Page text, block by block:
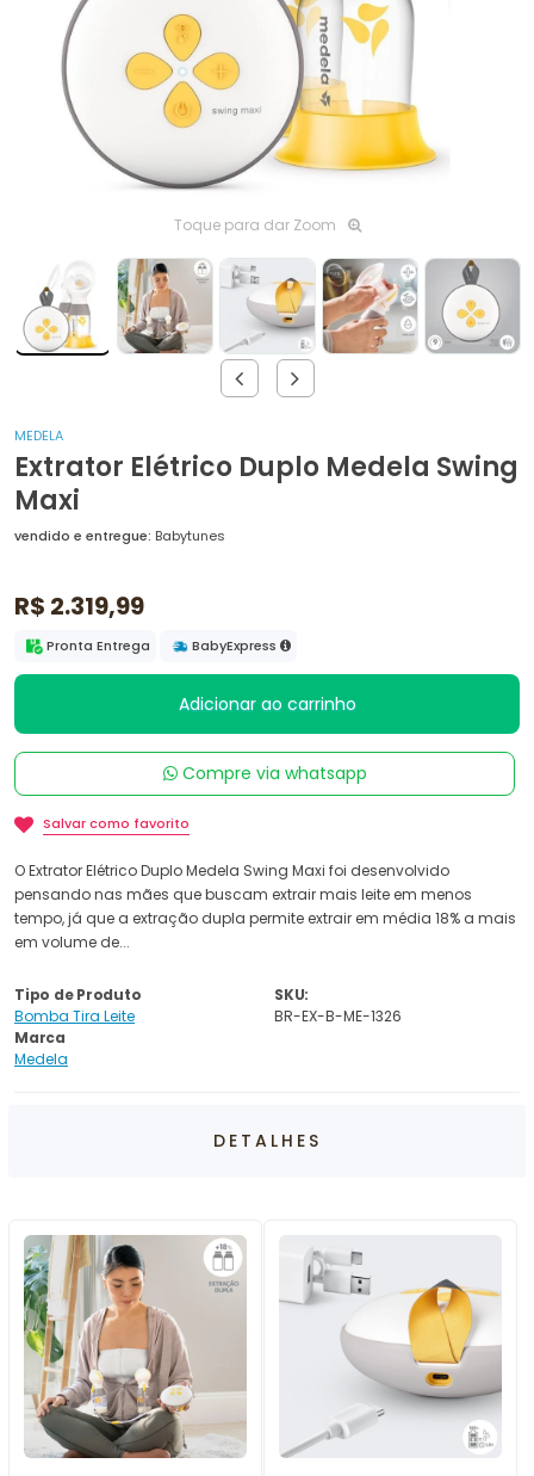
Toque para dar Zoom
MEDELA
Extrator Elétrico Duplo Medela Swing
Maxi
vendido e entregue: Babytunes
R$ 2.319,99
Pronta Entrega BabyExpress
Adicionar ao carrinho
Compre via whatsapp
Salvar como favorito
O Extrator Elétrico Duplo Medela Swing Maxi foi desenvolvido
pensando nas mães que buscam extrair mais leite em menos
tempo, já que a extração dupla permite extrair em média 18% a mais
em volume de...
Tipo de Produto
Bomba Tira Leite
Marca
Medela
SKU:
BR-EX-B-ME-1326
DETALHES